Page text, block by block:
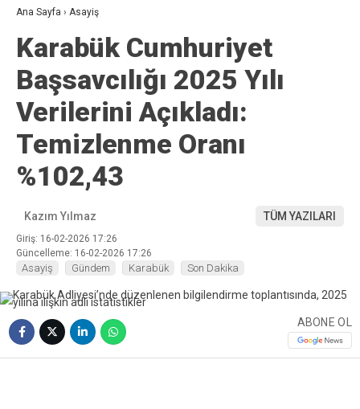
Ana Sayfa › Asayiş
Karabük Cumhuriyet
Başsavcılığı 2025 Yılı
Verilerini Açıkladı:
Temizlenme Oranı
%102,43
Kazım Yılmaz TÜM YAZILARI
Giriş: 16-02-2026 17:26
Güncelleme: 16-02-2026 17:26
Asayiş Gündem Karabük Son Dakika
ABONE OL